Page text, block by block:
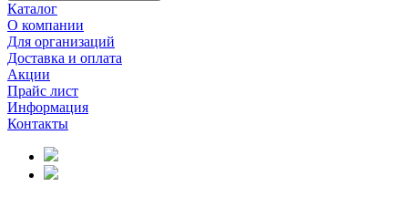
Каталог
О компании
Для организаций
Доставка и оплата
Акции
Прайс лист
Информация
Контакты